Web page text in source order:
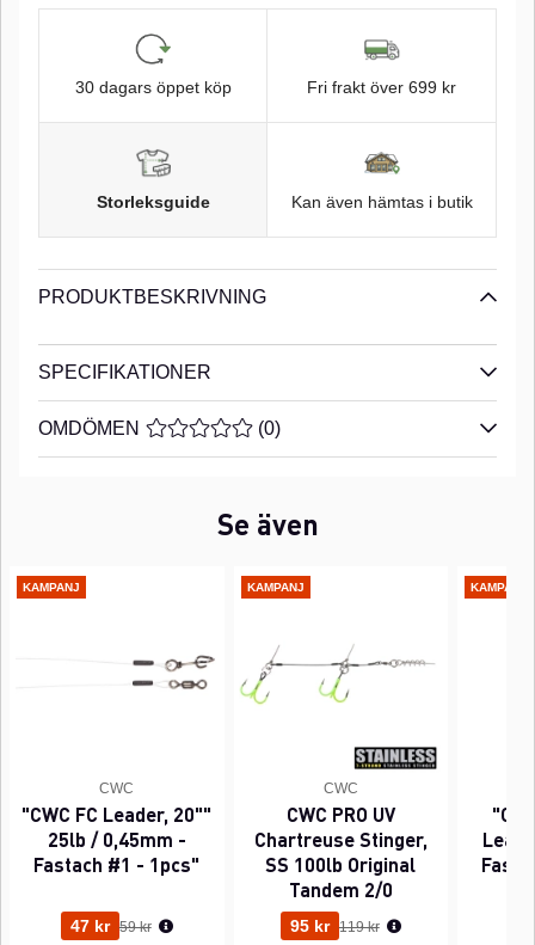
1/0 krok
Light Wire
Z-Lock 90°
30 dagars öppet köp Fri frakt över 699 kr
Storleksguide Kan även hämtas i butik
PRODUKTBESKRIVNING
SPECIFIKATIONER
OMDÖMEN MEDELBETYG 0 AV 5 ANTAL BETYG 0
(0)
Se även
KAMPANJ
CWC
"CWC FC Leader, 20""
25lb / 0,45mm -
Fastach #1 - 1pcs"
47 kr Ordinarie pris:
59 kr
KAMPANJ
CWC
CWC PRO UV
Chartreuse Stinger,
SS 100lb Original
Tandem 2/0
95 kr Ordinarie pris:
119 kr
KAMPANJ